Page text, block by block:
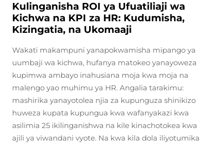
Kulinganisha ROI ya Ufuatiliaji wa
Kichwa na KPI za HR: Kudumisha,
Kizingatia, na Ukomaaji
Wakati makampuni yanapokwamisha mipango ya
uumbaji wa kichwa, hufanya matokeo yanayoweza
kupimwa ambayo inahusiana moja kwa moja na
malengo yao muhimu ya HR. Angalia tarakimu:
mashirika yanayotolea njia za kupunguza shinikizo
huweza kupata kupungua kwa wafanyakazi kwa
asilimia 25 ikilinganishwa na kile kinachotokea kwa
ajili ya viwandani vyote. Na kwa kila dola iliyotumika